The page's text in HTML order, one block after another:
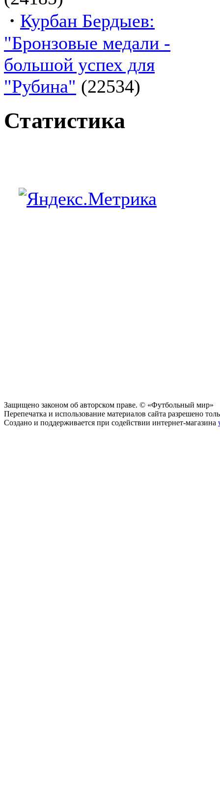
· Курбан Бердыев:
"Бронзовые медали -
большой успех для
"Рубина" (22534)
Статистика
Защищено законом об авторском праве. © «Футбольный мир»
Перепечатка и использование материалов сайта разрешено
Создано и поддерживается при содействии интернет-магазина